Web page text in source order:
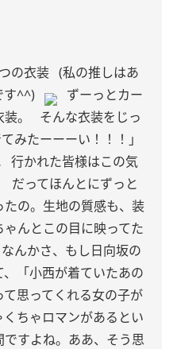
の衣装 (私の推しはあ
す^^)
ずーっとカー
。
そんな衣装をじっ
てみたーーーい！！！」
行かれた皆様はこの気
だってほんとにずっと
の。生地の質感も、装
んとこの目に映ってた
なんかさ、もし日向坂の
「小西が着ていたあの
思ってくれる女の子が
ちゃロマンがあるとい
すよね。ああ、そう思